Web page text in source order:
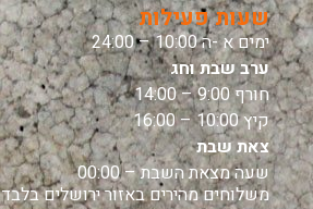
שעות פעילות
ימים א -ה 10:00 – 24:00
ערב שבת וחג
חורף 9:00 – 14:00
קיץ 10:00 – 16:00
צאת שבת
שעה מצאת השבת – 00:00
משלוחים מהירים באזור ירושלים בלבד